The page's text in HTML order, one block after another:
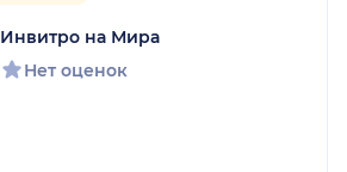
Инвитро на Мира
Нет оценок